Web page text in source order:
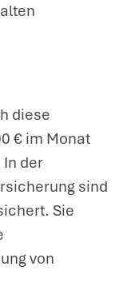
diese
€ im Monat
der
sind
Sie
von